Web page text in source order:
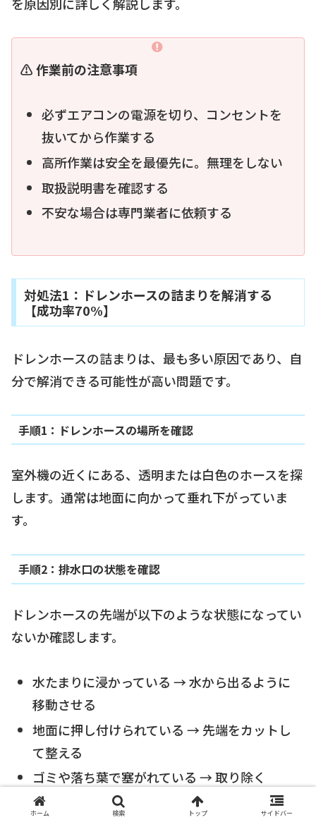
⚠️ 作業前の注意事項
必ずエアコンの電源を切り、コンセントを
抜いてから作業する
高所作業は安全を最優先に。無理をしない
取扱説明書を確認する
不安な場合は専門業者に依頼する
対処法1：ドレンホースの詰まりを解消する
【成功率70%】
ドレンホースの詰まりは、最も多い原因であり、自
分で解消できる可能性が高い問題です。
手順1：ドレンホースの場所を確認
室外機の近くにある、透明または白色のホースを探
します。通常は地面に向かって垂れ下がっていま
す。
手順2：排水口の状態を確認
ドレンホースの先端が以下のような状態になってい
ないか確認します。
水たまりに浸かっている → 水から出るように
移動させる
地面に押し付けられている → 先端をカットし
て整える
ゴミや落ち葉で塞がれている → 取り除く
ホーム 検索 トップ サイドバー